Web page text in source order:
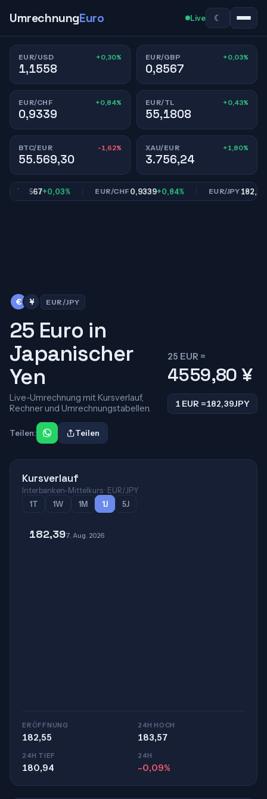
UmrechnungEuro Live ☾
EUR/USD +0,30%
1,1558
EUR/GBP +0,03%
0,8567
EUR/CHF +0,84%
0,9339
EUR/TL +0,43%
55,1808
BTC/EUR -1,62%
55.569,30
XAU/EUR +1,80%
3.756,24
0,8567+0,03% EUR/CHF0,9339+0,84% EUR/JPY182,39
€ ¥ EUR/JPY
25 Euro in
Japanischer
Yen
Live-Umrechnung mit Kursverlauf,
Rechner und Umrechnungstabellen.
25 EUR =
4559,80 ¥
1 EUR =182,39JPY
Teilen: Teilen
Kursverlauf
Interbanken-Mittelkurs · EUR/JPY
1T
1W 1M 1J 5J
182,397. Aug. 2026
ERÖFFNUNG
182,55
24H HOCH
183,57
24H TIEF
180,94
24H
-0,09%